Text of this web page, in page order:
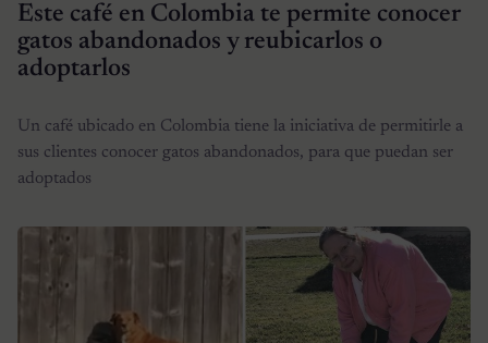
Este café en Colombia te permite conocer
gatos abandonados y reubicarlos o
adoptarlos
Un café ubicado en Colombia tiene la iniciativa de permitirle a
sus clientes conocer gatos abandonados, para que puedan ser
adoptados